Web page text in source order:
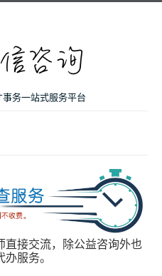
务一站式服务平台
接交流，除公益咨询外也
服务。